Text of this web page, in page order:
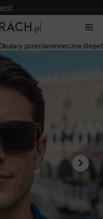
Okulary przeciwsłoneczne